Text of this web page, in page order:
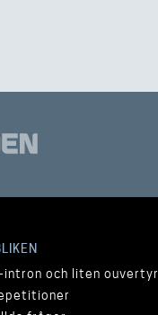
intron och liten ouvertyr